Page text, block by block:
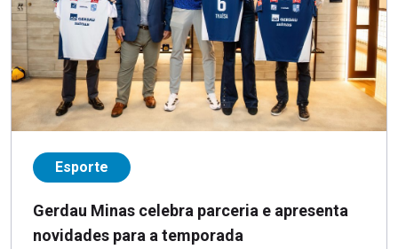
Esporte
Gerdau Minas celebra parceria e apresenta
novidades para a temporada